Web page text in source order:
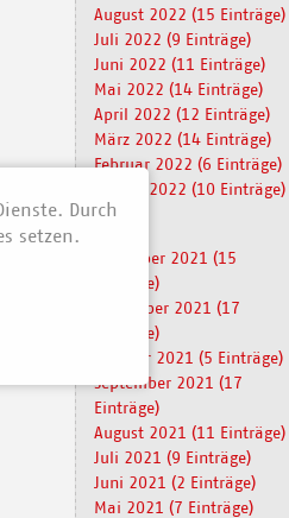
August 2022 (15 Einträge)
Juli 2022 (9 Einträge)
Juni 2022 (11 Einträge)
Mai 2022 (14 Einträge)
April 2022 (12 Einträge)
März 2022 (14 Einträge)
Februar 2022 (6 Einträge)
Januar 2022 (10 Einträge)
Dezember 2021 (15
Einträge)
November 2021 (17
Einträge)
Oktober 2021 (5 Einträge)
September 2021 (17
Einträge)
August 2021 (11 Einträge)
Juli 2021 (9 Einträge)
Juni 2021 (2 Einträge)
Mai 2021 (7 Einträge)
Durch
setzen.